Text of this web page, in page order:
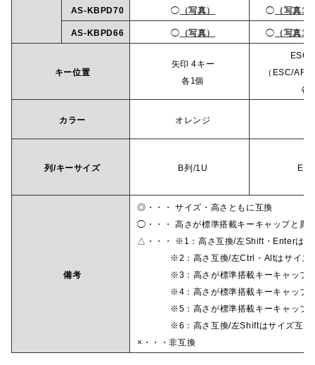
AS-KBPD70 ◯ （写真） ◯ （写真1）
AS-KBPD66 ◯ （写真） ◯ （写真1）
キー位置
矢印 4キー
各1個
ESC
（ESC/
各
カラー オレンジ
列/キーサイズ B列/1U E
備考
◎・・・ サイズ・高さともに互換
◯・・・ 高さが標準搭載キーキャップと異
△・・・ ※1：高さ互換/左Shift・Enterはサ
※2：高さ互換/左Ctrl・Altはサイズ
※3：高さが標準搭載キーキャップと
※4：高さが標準搭載キーキャップと
※5：高さが標準搭載キーキャップと
※6：高さ互換/左Shiftはサイズ互換
×・・・非互換